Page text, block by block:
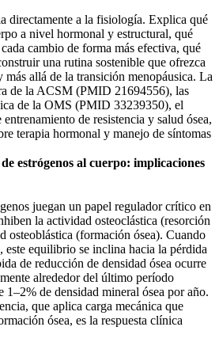
directamente a la fisiología. Explica qué
a nivel hormonal y estructural, qué
cambio de forma más efectiva, qué
una rutina sostenible que ofrezca
más allá de la transición menopáusica. La
de la ACSM (PMID 21694556), las
de la OMS (PMID 33239350), el
de resistencia y salud ósea,
terapia hormonal y manejo de síntomas
estrógenos al cuerpo: implicaciones
juegan un papel regulador crítico en
la actividad osteoclástica (resorción
osteoblástica (formación ósea). Cuando
este equilibrio se inclina hacia la pérdida
de reducción de densidad ósea ocurre
alrededor del último período
1–2% de densidad mineral ósea por año.
que aplica carga mecánica que
ósea, es la respuesta clínica